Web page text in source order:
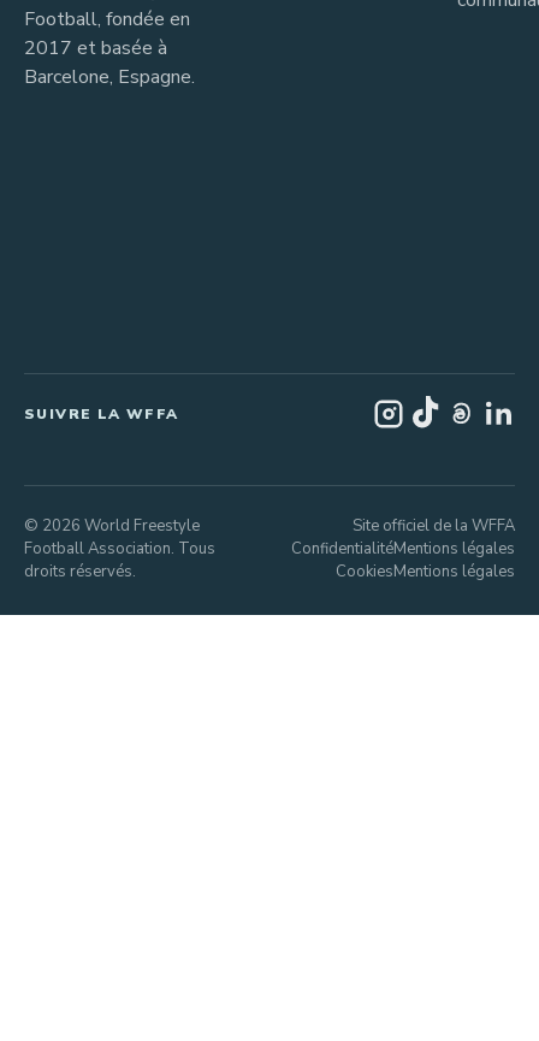
Football, fondée en
2017 et basée à
Barcelone, Espagne.
SUIVRE LA WFFA
© 2026 World Freestyle
Football Association. Tous
droits réservés.
Site officiel de la WFFA
ConfidentialitéMentions légales
CookiesMentions légales